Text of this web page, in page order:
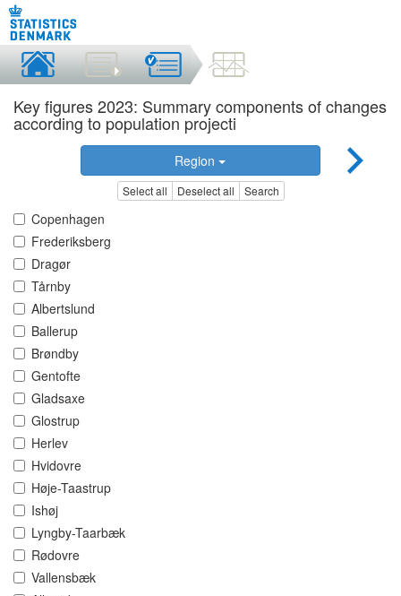
Key figures 2023: Summary components of changes
according to population projecti
Region
Select all Deselect all Search
Copenhagen
Frederiksberg
Dragør
Tårnby
Albertslund
Ballerup
Brøndby
Gentofte
Gladsaxe
Glostrup
Herlev
Hvidovre
Høje-Taastrup
Ishøj
Lyngby-Taarbæk
Rødovre
Vallensbæk